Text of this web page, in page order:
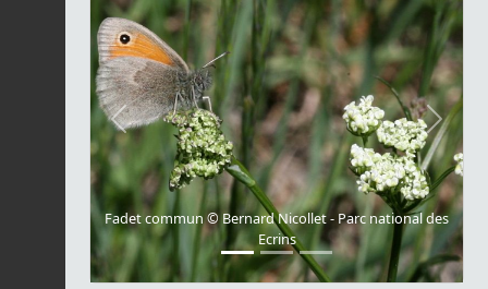
Fadet commun © Bernard Nicollet - Parc national des
Ecrins
Previous Next